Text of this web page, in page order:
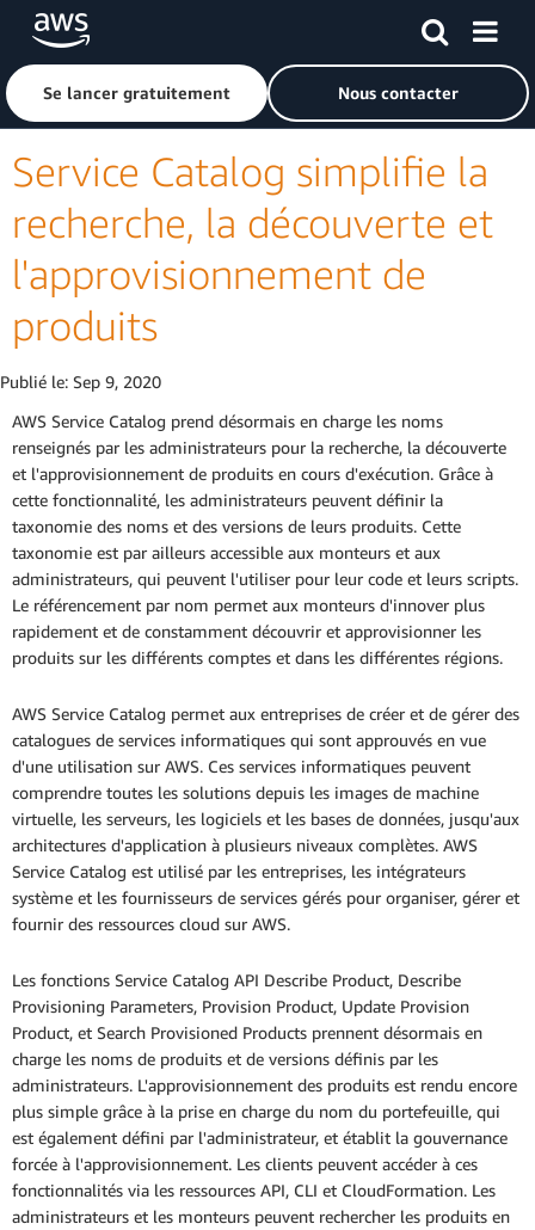
Passer au contenu principal
Cliquer ici pour revenir à la page d'accueil d'Amazon Web
Se lancer gratuitement Nous contacter
Service Catalog simplifie la
recherche, la découverte et
l'approvisionnement de
produits
Publié le: Sep 9, 2020
AWS Service Catalog prend désormais en charge les noms
renseignés par les administrateurs pour la recherche, la découverte
et l'approvisionnement de produits en cours d'exécution. Grâce à
cette fonctionnalité, les administrateurs peuvent définir la
taxonomie des noms et des versions de leurs produits. Cette
taxonomie est par ailleurs accessible aux monteurs et aux
administrateurs, qui peuvent l'utiliser pour leur code et leurs scripts.
Le référencement par nom permet aux monteurs d'innover plus
rapidement et de constamment découvrir et approvisionner les
produits sur les différents comptes et dans les différentes régions.
AWS Service Catalog permet aux entreprises de créer et de gérer des
catalogues de services informatiques qui sont approuvés en vue
d'une utilisation sur AWS. Ces services informatiques peuvent
comprendre toutes les solutions depuis les images de machine
virtuelle, les serveurs, les logiciels et les bases de données, jusqu'aux
architectures d'application à plusieurs niveaux complètes. AWS
Service Catalog est utilisé par les entreprises, les intégrateurs
système et les fournisseurs de services gérés pour organiser, gérer et
fournir des ressources cloud sur AWS.
Les fonctions Service Catalog API Describe Product, Describe
Provisioning Parameters, Provision Product, Update Provision
Product, et Search Provisioned Products prennent désormais en
charge les noms de produits et de versions définis par les
administrateurs. L'approvisionnement des produits est rendu encore
plus simple grâce à la prise en charge du nom du portefeuille, qui
est également défini par l'administrateur, et établit la gouvernance
forcée à l'approvisionnement. Les clients peuvent accéder à ces
fonctionnalités via les ressources API, CLI et CloudFormation. Les
administrateurs et les monteurs peuvent rechercher les produits en